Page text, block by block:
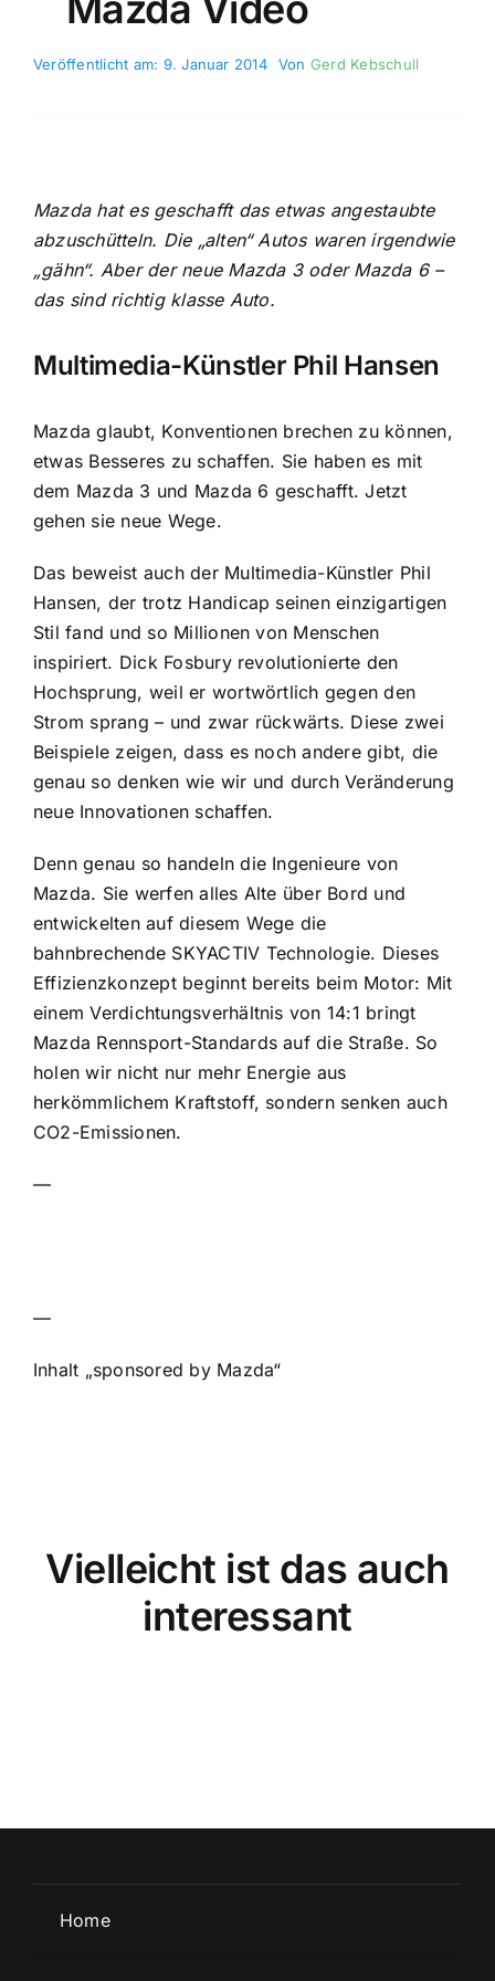
Veröffentlicht am: 9. Januar 2014 Von Gerd Kebschull
Mazda hat es geschafft das etwas angestaubte
abzuschütteln. Die „alten“ Autos waren irgendwie
„gähn“. Aber der neue Mazda 3 oder Mazda 6 –
das sind richtig klasse Auto.
Multimedia-Künstler Phil Hansen
Mazda glaubt, Konventionen brechen zu können,
etwas Besseres zu schaffen. Sie haben es mit
dem Mazda 3 und Mazda 6 geschafft. Jetzt
gehen sie neue Wege.
Das beweist auch der Multimedia-Künstler Phil
Hansen, der trotz Handicap seinen einzigartigen
Stil fand und so Millionen von Menschen
inspiriert. Dick Fosbury revolutionierte den
Hochsprung, weil er wortwörtlich gegen den
Strom sprang – und zwar rückwärts. Diese zwei
Beispiele zeigen, dass es noch andere gibt, die
genau so denken wie wir und durch Veränderung
neue Innovationen schaffen.
Denn genau so handeln die Ingenieure von
Mazda. Sie werfen alles Alte über Bord und
entwickelten auf diesem Wege die
bahnbrechende SKYACTIV Technologie. Dieses
Effizienzkonzept beginnt bereits beim Motor: Mit
einem Verdichtungsverhältnis von 14:1 bringt
Mazda Rennsport-Standards auf die Straße. So
holen wir nicht nur mehr Energie aus
herkömmlichem Kraftstoff, sondern senken auch
CO2-Emissionen.
—
—
Inhalt „sponsored by Mazda“
Vielleicht ist das auch
interessant
Home